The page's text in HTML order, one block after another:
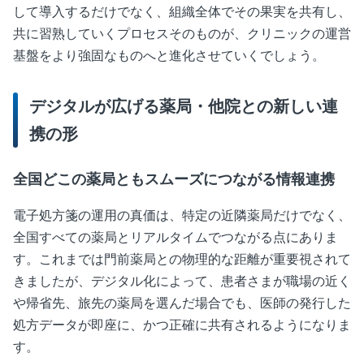
して導入するだけでなく、組織全体でその果実を共有し、
共に習熟していくプロセスそのものが、クリニックの運営
基盤をより強固なものへと進化させていくでしょう。
デジタルが広げる薬局・他院との新しい連
携の形
全国どこの薬局ともスムーズにつながる情報連携
電子処方箋の運用の真価は、特定の近隣薬局だけでなく、
全国すべての薬局とリアルタイムでつながる点にありま
す。これまでは門前薬局との物理的な距離が重要視されて
きましたが、デジタル化によって、患者さまが職場の近く
や帰省先、旅先の薬局を選んだ場合でも、医師の発行した
処方データが即座に、かつ正確に共有されるようになりま
す。